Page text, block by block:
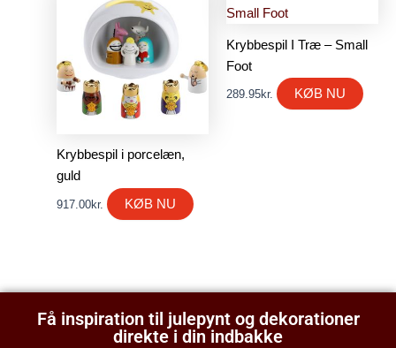
Krybbespil i porcelæn,
guld
917.00kr. KØB NU
Krybbespil I Træ – Small
Foot
289.95kr. KØB NU
Få inspiration til julepynt og dekorationer
direkte i din indbakke